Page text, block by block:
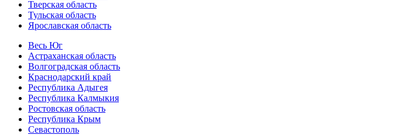
Тверская область
Тульская область
Ярославская область
Весь Юг
Астраханская область
Волгоградская область
Краснодарский край
Республика Адыгея
Республика Калмыкия
Ростовская область
Республика Крым
Севастополь